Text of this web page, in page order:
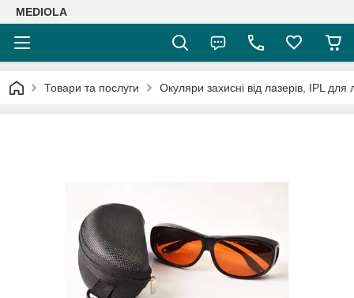
MEDIOLA
Товари та послуги Окуляри захисні від лазерів, IPL для